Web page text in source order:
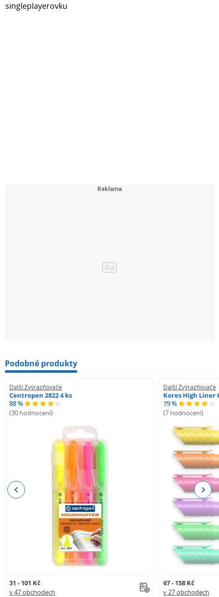
Podobné produkty
Další Zvýrazňovače
Centropen 2822 4 ks
88 %
(30 hodnocení)
31 - 101 Kč
v 47 obchodech
Další Zvýrazňovače
Kores High Liner
79 %
(7 hodnocení)
67 - 158 Kč
v 27 obchodech
Previous Next